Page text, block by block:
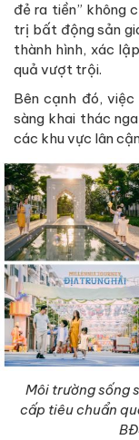
đẻ ra tiền” không
trị bất động sản
thành hình, xác
quả vượt trội.
Bên cạnh đó,
sàng khai thác
các khu vực lân
Môi trường sống
cấp tiêu chuẩn